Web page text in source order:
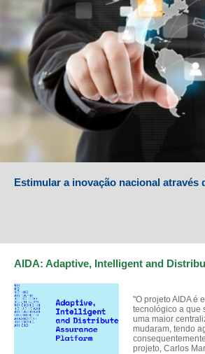
Estimular a inovação nacional através
AIDA: Adaptive, Intelligent and
"O projeto AIDA é
tecnológico a que
uma maior
mudaram, tendo
projeto, Carlos